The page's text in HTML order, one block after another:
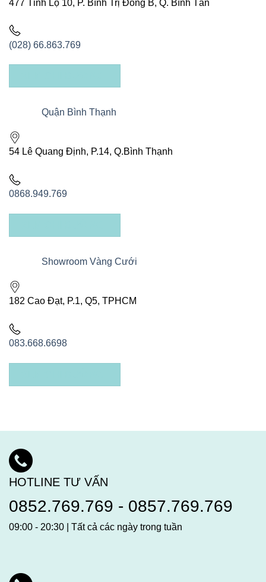
477 Tỉnh Lộ 10, P. Bình Trị Đông B, Q. Bình Tân
(028) 66.863.769
Quận Bình Thạnh
54 Lê Quang Định, P.14, Q.Bình Thạnh
0868.949.769
Showroom Vàng Cưới
182 Cao Đạt, P.1, Q5, TPHCM
083.668.6698
HOTLINE TƯ VẤN
0852.769.769 - 0857.769.769
09:00 - 20:30 | Tất cả các ngày trong tuần